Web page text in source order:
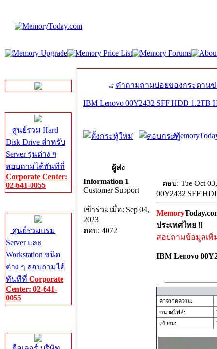
ศูนย์รวม Hard
Disk Drive สำหรับ
Server รุ่นต่าง ๆ
สอบถามได้ทันทีที่
Corporate Center:
02-641-0055
ศูนย์รวมแรม
Server และ
Workstation ชนิด
ต่าง ๆ สอบถามได้
ทันทีที่ Corporate
Center: 02-641-
0055
คำถามถามบ่อยของกระดานข่
IBM Lenovo 00Y2432 SFF HDD 1.2TB
ผู้ส่ง
Information 1
Customer Support
เข้าร่วมเมื่อ: Sep 04,
2023
ตอบ: 4072
ตอบ: Tue Oct
00Y2432 SFF
Memory
ประเทศไทย !!
สอบถามข้อมูลเพิ่
IBM Lenovo
คำจำกัดความ:
ขนาดไฟล์:
เข้าชม: